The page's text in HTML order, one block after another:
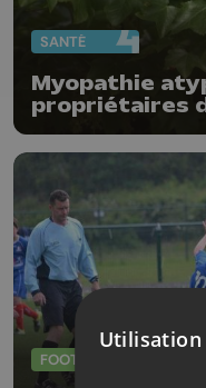
SANTÉ
Myopathie
propriétaires
FOOTBALL
Utilisation